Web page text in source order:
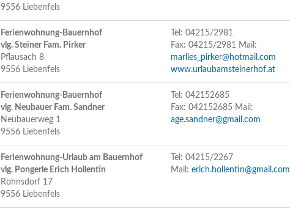
9556 Liebenfels
Ferienwohnung-Bauernhof
vlg. Steiner Fam. Pirker
Pflausach 8
9556 Liebenfels
Tel: 04215/2981
Fax: 04215/2981 Mail:
marlies_pirker@hotmail.com
www.urlaubamsteinerhof.at
Ferienwohnung-Bauernhof
vlg. Neubauer Fam. Sandner
Neubauerweg 1
9556 Liebenfels
Tel: 042152685
Fax: 042152685 Mail:
age.sandner@gmail.com
Ferienwohnung-Urlaub am Bauernhof
vlg. Pongerle Erich Hollentin
Rohnsdorf 17
9556 Liebenfels
Tel: 04215/2267
Mail:erich.hollentin@gmail.com